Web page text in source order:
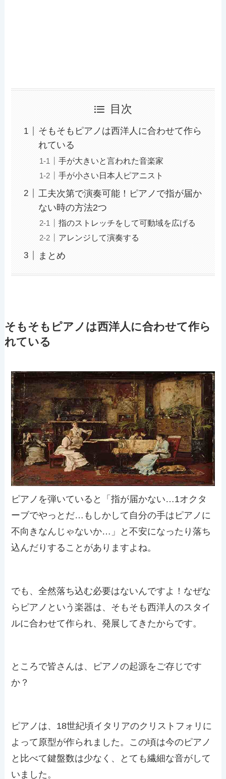
目次
そもそもピアノは西洋人に合わせて作ら
れている
手が大きいと言われた音楽家
手が小さい日本人ピアニスト
工夫次第で演奏可能！ピアノで指が届か
ない時の方法2つ
指のストレッチをして可動域を広げる
アレンジして演奏する
まとめ
そもそもピアノは西洋人に合わせて作ら
れている
ピアノを弾いていると「指が届かない…1オクタ
ーブでやっとだ…もしかして自分の手はピアノに
不向きなんじゃないか…」と不安になったり落ち
込んだりすることがありますよね。
でも、全然落ち込む必要はないんですよ！なぜな
らピアノという楽器は、そもそも西洋人のスタイ
ルに合わせて作られ、発展してきたからです。
ところで皆さんは、ピアノの起源をご存じです
か？
ピアノは、18世紀頃イタリアのクリストフォリに
よって原型が作られました。この頃は今のピアノ
と比べて鍵盤数は少なく、とても繊細な音がして
いました。